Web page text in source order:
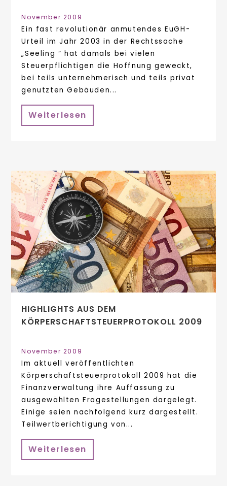
November 2009
Ein fast revolutionär anmutendes EuGH-
Urteil im Jahr 2003 in der Rechtssache
„Seeling “ hat damals bei vielen
Steuerpflichtigen die Hoffnung geweckt,
bei teils unternehmerisch und teils privat
genutzten Gebäuden...
Weiterlesen
HIGHLIGHTS AUS DEM
KÖRPERSCHAFTSTEUERPROTOKOLL 2009
November 2009
Im aktuell veröffentlichten
Körperschaftsteuerprotokoll 2009 hat die
Finanzverwaltung ihre Auffassung zu
ausgewählten Fragestellungen dargelegt.
Einige seien nachfolgend kurz dargestellt.
Teilwertberichtigung von...
Weiterlesen